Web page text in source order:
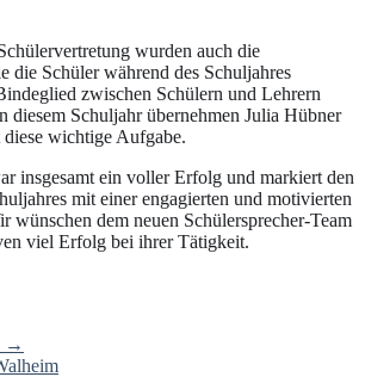
wurden auch die
die Schüler während des Schuljahres
zwischen Schülern und Lehrern
diesem Schuljahr übernehmen Julia Hübner
wichtige Aufgabe.
insgesamt ein voller Erfolg und markiert den
mit einer engagierten und motivierten
wünschen dem neuen Schülersprecher-Team
viel Erfolg bei ihrer Tätigkeit.
→